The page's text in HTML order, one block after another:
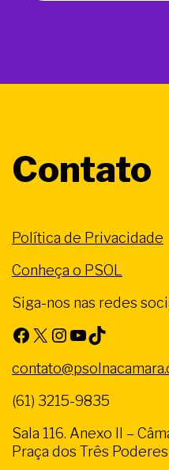
Contato
Política de Privacidade
Conheça o PSOL
Siga-nos nas redes
Facebook X Instagram Youtube TikTok
(61) 3215-9835
Sala 116. Anexo II –
Praça dos Três